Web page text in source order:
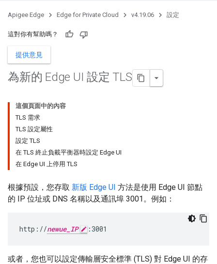
Apigee Edge Edge for Private Cloud v4.19.06 設定
這對你有幫助嗎？
提供意見
為新的 Edge UI 設定 TLS
這個頁面中的內容
TLS 需求
TLS 設定屬性
設定 TLS
在 TLS 終止負載平衡器時設定 Edge UI
在 Edge UI 上停用 TLS
根據預設，您存取 新版 Edge UI 方法是使用 Edge UI 節點
的 IP 位址或 DNS 名稱以及通訊埠 3001。例如：
http://newue_IP :3001
或者，您也可以設定傳輸層安全標準 (TLS) 對 Edge UI 的存